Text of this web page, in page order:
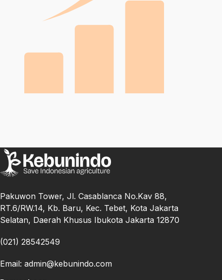
Pakuwon Tower, Jl. Casablanca No.Kav 88,
RT.6/RW.14, Kb. Baru, Kec. Tebet, Kota Jakarta
Selatan, Daerah Khusus Ibukota Jakarta 12870
(021) 28542549
Email: admin@kebunindo.com